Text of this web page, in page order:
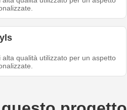
alta qualità utilizzato per un aspetto